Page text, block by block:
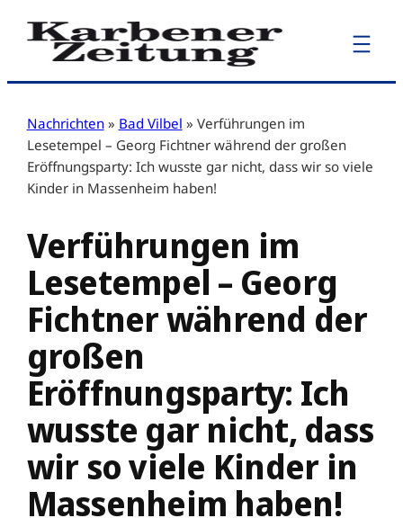
Zum
Inhalt
Nachrichten » Bad Vilbel » Verführungen im
Lesetempel – Georg Fichtner während der großen
Eröffnungsparty: Ich wusste gar nicht, dass wir so viele
Kinder in Massenheim haben!
Verführungen im
Lesetempel – Georg
Fichtner während der
großen
Eröffnungsparty: Ich
wusste gar nicht, dass
wir so viele Kinder in
Massenheim haben!